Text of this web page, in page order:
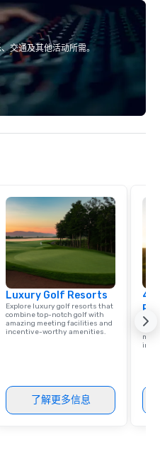
to
out, Howl at the
spot for you. Check
Howl at the Moon
upcoming events and
交通及其他活动所需。
Luxury Golf Resorts
Explore luxury golf resorts that
combine top-notch golf with
amazing meeting facilities and
incentive-worthy amenities.
了解更多信息
4